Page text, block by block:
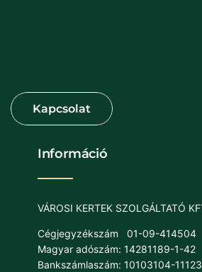
Információ
VÁROSI KERTEK SZOLGÁLTATÓ
Cégjegyzékszám
01-09-414504
Magyar adószám: 14281189-1-42
Bankszámlaszám: 10103104-